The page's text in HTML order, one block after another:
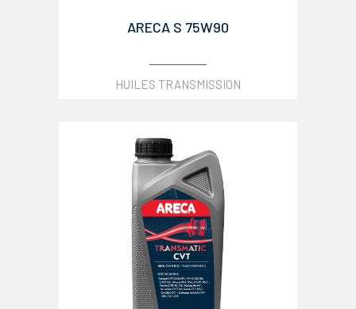
ARECA S 75W90
HUILES TRANSMISSION